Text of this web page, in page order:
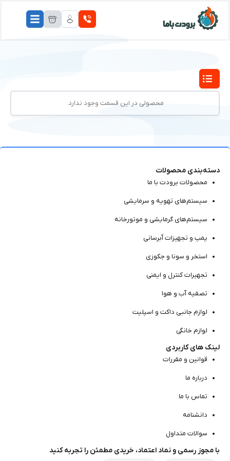
محصولی در این قسمت وجود ندارد.
دسته‌بندی محصولات
محصولات برودت با ما
سیستم‌های تهویه و سرمایشی
سیستم‌های گرمایشی و موتور‌خانه
پمپ و تجهیزات آبرسانی
استخر و سونا و جکوزی
تجهیرات کنترل و ایمنی
تصفیه آب و هوا
لوازم جانبی داکت و اسپلیت
لوازم خانگی
لینک های کاربردی
قوانین و مقررات
درباره ما
تماس با ما
دانشنامه
سوالات متداول
با مجوز رسمی و نماد اعتماد، خریدی مطمئن را تجربه کنید